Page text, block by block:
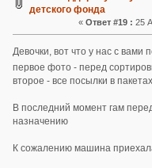
детского фонда
«Ответ #19 : 25
Девочки, вот что у нас с вами
первое фото - перед
второе - все посылки в пакетах
В последний момент гам
назначению
К сожалению машина